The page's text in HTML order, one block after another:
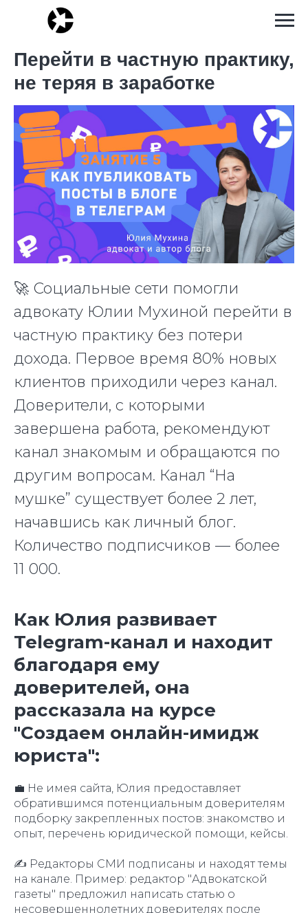
Перейти в частную практику,
не теряя в заработке
🚀 Социальные сети помогли
адвокату Юлии Мухиной перейти в
частную практику без потери
дохода. Первое время 80% новых
клиентов приходили через канал.
Доверители, с которыми
завершена работа, рекомендуют
канал знакомым и обращаются по
другим вопросам. Канал “На
мушке” существует более 2 лет,
начавшись как личный блог.
Количество подписчиков — более
11 000.
Как Юлия развивает
Telegram-канал и находит
благодаря ему
доверителей, она
рассказала на курсе
"Создаем онлайн-имидж
юриста":
💼 Не имея сайта, Юлия предоставляет
обратившимся потенциальным доверителям
подборку закрепленных постов: знакомство и
опыт, перечень юридической помощи, кейсы.
✍️ Редакторы СМИ подписаны и находят темы
на канале. Пример: редактор "Адвокатской
газеты" предложил написать статью о
несовершеннолетних доверителях после